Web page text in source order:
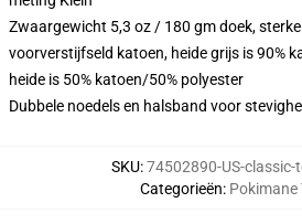
Zwaargewicht 5,3 oz / 180 gm doek,
voorverstijfseld katoen, heide grijs is 90%
heide is 50% katoen/50% polyester
Dubbele noedels en halsband voor
SKU:74502890-US-classic-
Categorieën: Pokimane